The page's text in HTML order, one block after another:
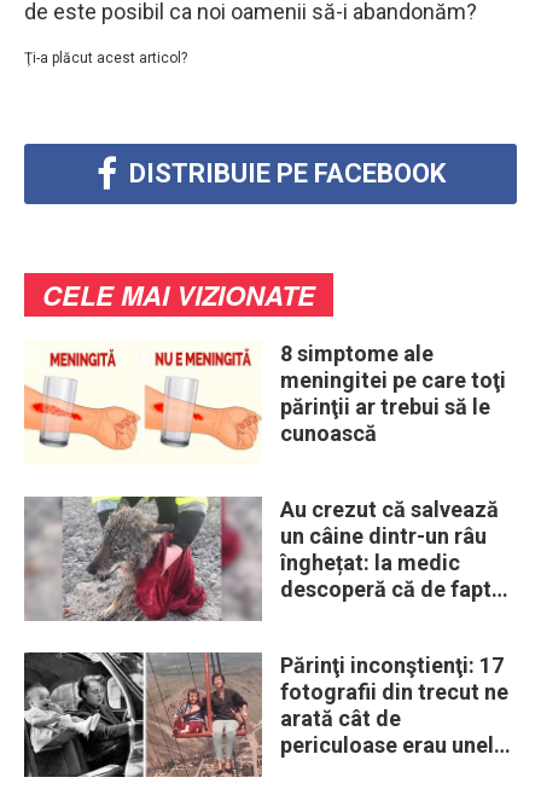
de este posibil ca noi oamenii să-i abandonăm?
Ţi-a plăcut acest articol?
DISTRIBUIE PE FACEBOOK
CELE MAI VIZIONATE
8 simptome ale
meningitei pe care toţi
părinţii ar trebui să le
cunoască
Au crezut că salvează
un câine dintr-un râu
înghețat: la medic
descoperă că de fapt
Părinţi inconştienţi: 17
fotografii din trecut ne
arată cât de
periculoase erau unele